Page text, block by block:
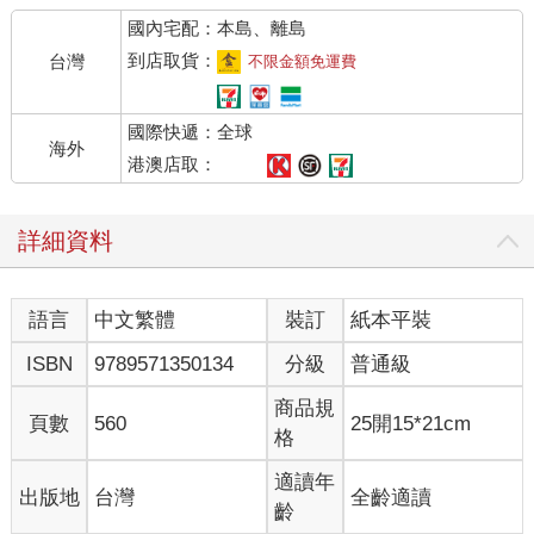
題目時，會認為這是最安全的賭注。此刻，他正在對物理學進行
革命，但不管想找學術工作，或獲得博士學位以便從專利局三等
審查員升級到二等職位，他的努力都屢屢遭受挫折。
第三篇論文利用隨機碰撞的統計分析，來解釋液體中微小粒子的
顫動，在這過程中確立了原子和分子真的存在。
「第四篇論文目前只是構思階段，主要是利用修正後的時空理論
定不是胡言亂語了。愛因斯坦純粹靠思考實驗（在腦海而非在實
驗室中進行），已經決定丟棄牛頓絕對空間和時間的概念，這將
會變成日後的狹義相對論（Special Theory of Relativity）。
當時他沒有告訴朋友（他也還沒想到），是那年他會寫出第五篇
論文（是第四篇論文的補遺），提出能量和質量之間的關係，從
此誕生了物理學最出名的方程式：E＝mc2。
回顧二十世紀，大家會記得是一個願意打破古典束縛並展望未來
的新時代，具有孕育滋養科學創新需要的創造力。當中最突出的
一位，也是我們這個時代最重要的偶像：這名逃避迫害的難民生
台灣
國內宅配：本島、離島
到店取貨：
不限金額免運費
海外
國際快遞：全球
港澳店取：
詳細資料
語言 中文繁體 裝訂
紙本平裝
ISBN
9789571350134 分級 普通級
頁數 560
商品規
格
25開15*21cm
出版地 台灣
適讀年
齡
全齡適讀